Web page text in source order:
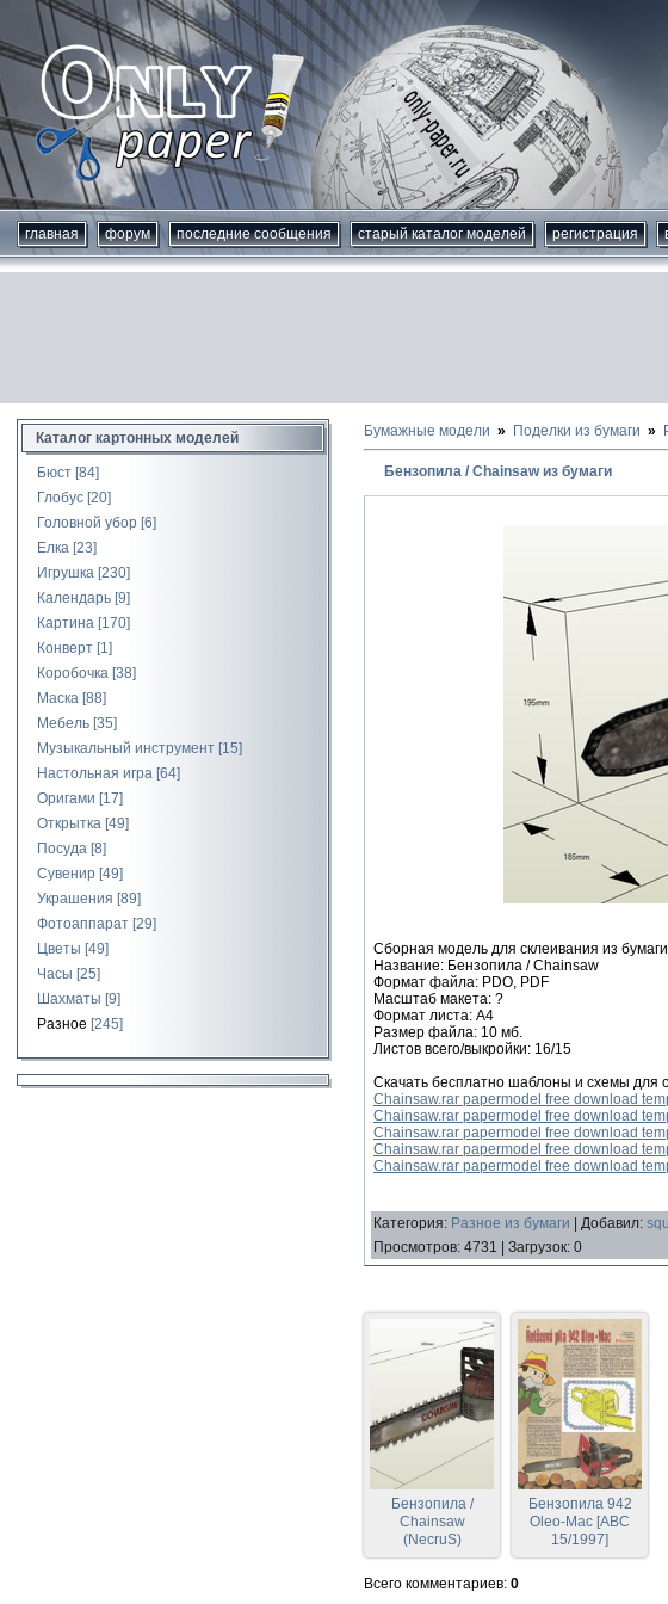
главная форум последние сообщения старый каталог моделей регистрация
Каталог картонных моделей
Бюст [84]
Глобус [20]
Головной убор [6]
Елка [23]
Игрушка [230]
Календарь [9]
Картина [170]
Конверт [1]
Коробочка [38]
Маска [88]
Мебель [35]
Музыкальный инструмент [15]
Настольная игра [64]
Оригами [17]
Открытка [49]
Посуда [8]
Сувенир [49]
Украшения [89]
Фотоаппарат [29]
Цветы [49]
Часы [25]
Шахматы [9]
Разное [245]
Бумажные модели Поделки из бумаги
Бензопила / Chainsaw из бумаги
Сборная модель для склеивания из
Название: Бензопила / Chainsaw
Формат файла: PDO, PDF
Масштаб макета: ?
Формат листа: А4
Размер файла: 10 мб.
Листов всего/выкройки: 16/15
Скачать бесплатно шаблоны и схемы для
Chainsaw.rar papermodel free download
Chainsaw.rar papermodel free download
Chainsaw.rar papermodel free download
Chainsaw.rar papermodel free download
Chainsaw.rar papermodel free download
Категория: Разное из бумаги Добавил:
Просмотров: 4731 Загрузок: 0
Бензопила /
Chainsaw
(NecruS)
Бензопила 942
Oleo-Mac [ABC
15/1997]
Всего комментариев: 0